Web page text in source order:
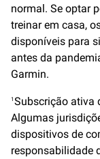
normal. Se optar
treinar em casa,
disponíveis para
antes da
Garmin.
1 Subscrição ativa
Algumas
dispositivos de
responsabilidade